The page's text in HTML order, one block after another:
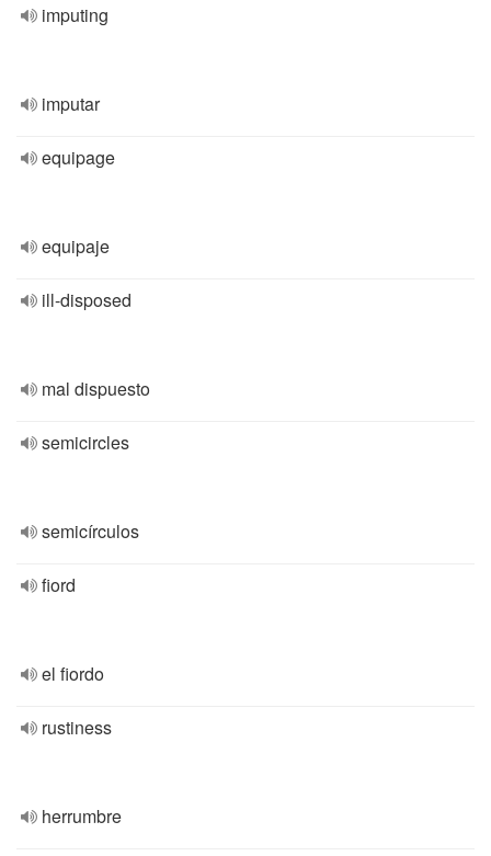
imputing
imputar
equipage
equipaje
ill-disposed
mal dispuesto
semicircles
semicírculos
fiord
el fiordo
rustiness
herrumbre